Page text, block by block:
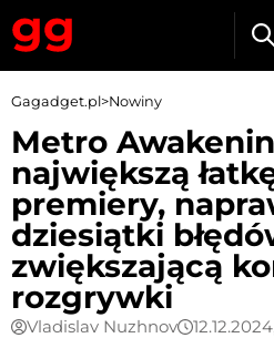
Gagadget.pl>Nowiny
Metro
największą
premiery,
dziesiątki
zwiększającą
rozgrywki
Vladislav Nuzhnov